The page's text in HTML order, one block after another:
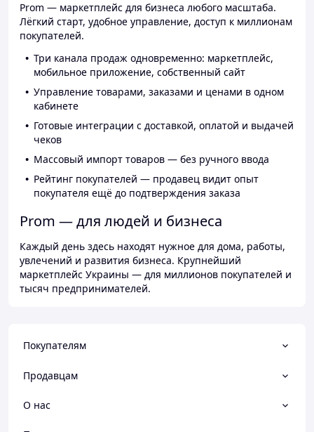
Prom — маркетплейс для бизнеса любого масштаба.
Лёгкий старт, удобное управление, доступ к миллионам
покупателей.
Три канала продаж одновременно: маркетплейс,
мобильное приложение, собственный сайт
Управление товарами, заказами и ценами в одном
кабинете
Готовые интеграции с доставкой, оплатой и выдачей
чеков
Массовый импорт товаров — без ручного ввода
Рейтинг покупателей — продавец видит опыт
покупателя ещё до подтверждения заказа
Prom — для людей и бизнеса
Каждый день здесь находят нужное для дома, работы,
увлечений и развития бизнеса. Крупнейший
маркетплейс Украины — для миллионов покупателей и
тысяч предпринимателей.
Покупателям
Продавцам
О нас